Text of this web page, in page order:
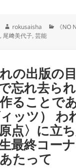
作
成
rokusaisha
カ《NO
, 尾﨑美代子,芸能
の出版の目
忘れ去ら
ることで
ッツ） わ
点〉に立
最終コー
たって